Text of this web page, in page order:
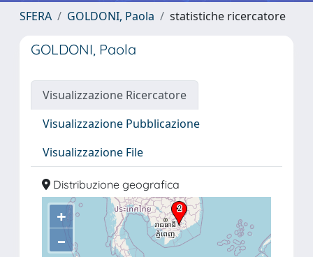
SFERA GOLDONI, Paola statistiche ricercatore
GOLDONI, Paola
Visualizzazione Ricercatore
Visualizzazione Pubblicazione
Visualizzazione File
Distribuzione geografica
+
–